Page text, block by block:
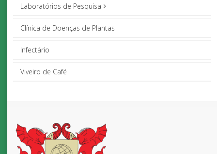
Laboratórios de Pesquisa
Clínica de Doenças de Plantas
Infectário
Viveiro de Café